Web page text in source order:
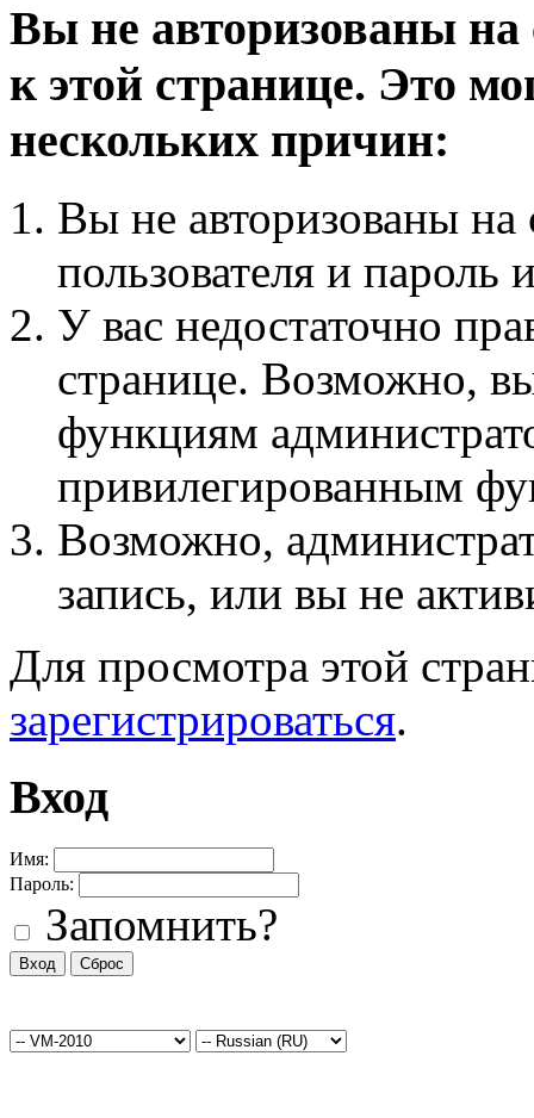
Вы не авторизованы на
к этой странице. Это
нескольких причин:
Вы не авторизованы на
пользователя и пароль
У вас недостаточно
странице. Возможно,
функциям
привилегированным
Возможно,
запись, или вы не
Для просмотра этой
зарегистрироваться.
Вход
Имя:
Пароль:
Запомнить?